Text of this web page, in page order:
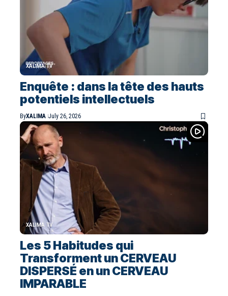
XALIMA TV
Enquête : dans la tête des hauts
potentiels intellectuels
ByXALIMA July 26, 2026
XALIMA TV
Les 5 Habitudes qui
Transforment un CERVEAU
DISPERSÉ en un CERVEAU
IMPARABLE